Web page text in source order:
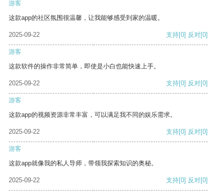
游客
这款app的社区氛围很温馨，让我能够感受到家的温暖。
2025-09-22 支持[0] 反对[0]
游客
这款软件的操作非常简单，即使是小白也能快速上手。
2025-09-22 支持[0] 反对[0]
游客
这款app的视频资源非常丰富，可以满足我不同的娱乐需求。
2025-09-22 支持[0] 反对[0]
游客
这款app就像我的私人导师，带领我探索知识的奥秘。
2025-09-22 支持[0] 反对[0]